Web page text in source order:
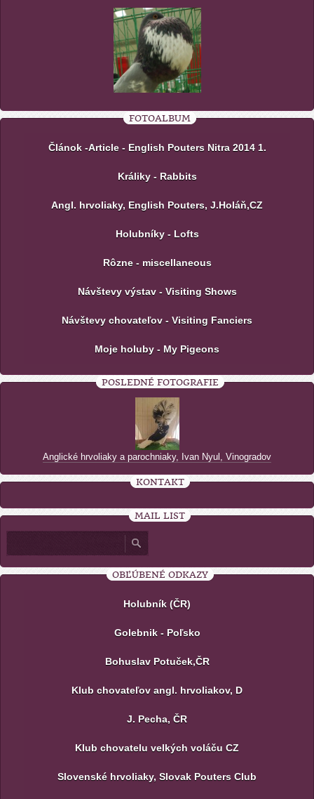
FOTOALBUM
Článok -Article - English Pouters Nitra 2014 1.
Králiky - Rabbits
Angl. hrvoliaky, English Pouters, J.Holáň,CZ
Holubníky - Lofts
Rôzne - miscellaneous
Návštevy výstav - Visiting Shows
Návštevy chovateľov - Visiting Fanciers
Moje holuby - My Pigeons
POSLEDNÉ FOTOGRAFIE
Anglické hrvoliaky a parochniaky, Ivan Nyul, Vinogradov
KONTAKT
MAIL LIST
OBĽÚBENÉ ODKAZY
Holubník (ČR)
Golebnik - Poľsko
Bohuslav Potuček,ČR
Klub chovateľov angl. hrvoliakov, D
J. Pecha, ČR
Klub chovatelu velkých voláču CZ
Slovenské hrvoliaky, Slovak Pouters Club